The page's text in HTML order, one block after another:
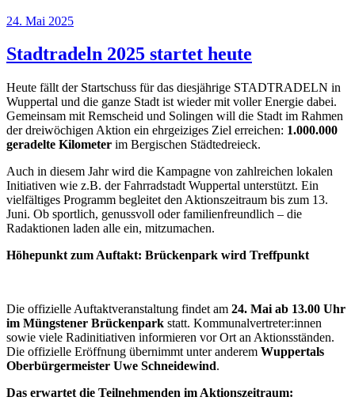
24. Mai 2025
Stadtradeln 2025 startet heute
Heute fällt der Startschuss für das diesjährige STADTRADELN in
Wuppertal und die ganze Stadt ist wieder mit voller Energie dabei.
Gemeinsam mit Remscheid und Solingen will die Stadt im Rahmen
der dreiwöchigen Aktion ein ehrgeiziges Ziel erreichen: 1.000.000
geradelte Kilometer im Bergischen Städtedreieck.
Auch in diesem Jahr wird die Kampagne von zahlreichen lokalen
Initiativen wie z.B. der Fahrradstadt Wuppertal unterstützt. Ein
vielfältiges Programm begleitet den Aktionszeitraum bis zum 13.
Juni. Ob sportlich, genussvoll oder familienfreundlich – die
Radaktionen laden alle ein, mitzumachen.
Höhepunkt zum Auftakt: Brückenpark wird Treffpunkt
Die offizielle Auftaktveranstaltung findet am 24. Mai ab 13.00 Uhr
im Müngstener Brückenpark statt. Kommunalvertreter:innen
sowie viele Radinitiativen informieren vor Ort an Aktionsständen.
Die offizielle Eröffnung übernimmt unter anderem Wuppertals
Oberbürgermeister Uwe Schneidewind.
Das erwartet die Teilnehmenden im Aktionszeitraum: